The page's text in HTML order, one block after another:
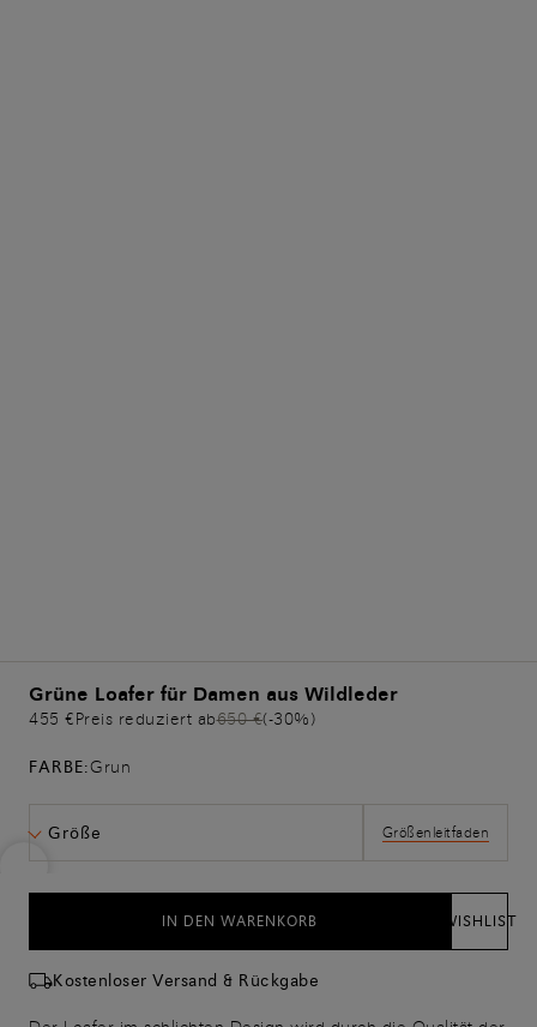
Grüne Loafer für Damen aus Wildleder
455 €Preis reduziert ab650 €(-30%)
FARBE:Grun
Größe Größenleitfaden
IN DEN WARENKORB WISHLIST
Kostenloser Versand & Rückgabe